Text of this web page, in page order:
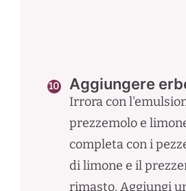
Aggiungere
Irrora con
prezzemolo e
completa con i
di limone e il
rimasto. Aggiungi